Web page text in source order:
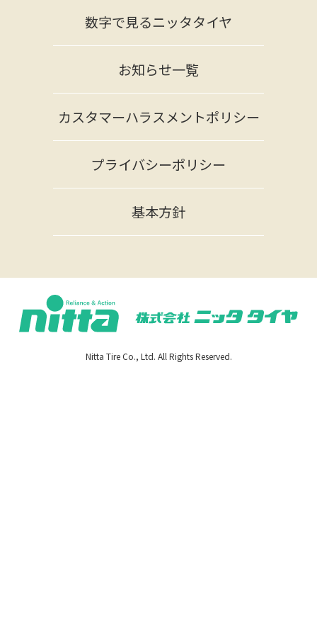
数字で見るニッタタイヤ
お知らせ一覧
カスタマーハラスメントポリシー
プライバシーポリシー
基本方針
Nitta Tire Co., Ltd. All Rights Reserved.